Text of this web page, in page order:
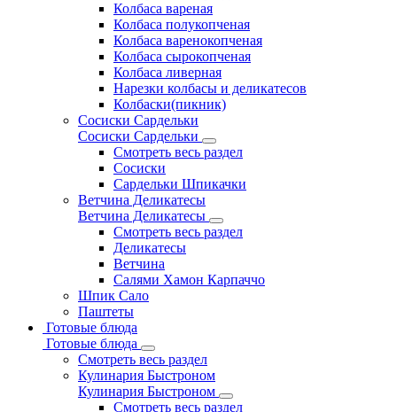
Колбаса вареная
Колбаса полукопченая
Колбаса варенокопченая
Колбаса сырокопченая
Колбаса ливерная
Нарезки колбасы и деликатесов
Колбаски(пикник)
Сосиски Сардельки
Сосиски Сардельки
Смотреть весь раздел
Сосиски
Сардельки Шпикачки
Ветчина Деликатесы
Ветчина Деликатесы
Смотреть весь раздел
Деликатесы
Ветчина
Салями Хамон Карпаччо
Шпик Сало
Паштеты
Готовые блюда
Готовые блюда
Смотреть весь раздел
Кулинария Быстроном
Кулинария Быстроном
Смотреть весь раздел